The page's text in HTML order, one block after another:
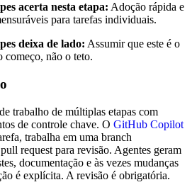
acerta nesta etapa: Adoção rápida e
para tarefas individuais.
deixa de lado: Assumir que este é o
começo, não o teto.
trabalho de múltiplas etapas com
de controle chave. O GitHub Copilot
trabalha em uma branch
request para revisão. Agentes geram
documentação e às vezes mudanças
é explícita. A revisão é obrigatória.